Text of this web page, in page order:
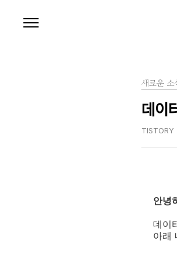
새로운 소
데이
TISTORY
안녕
데이
아래